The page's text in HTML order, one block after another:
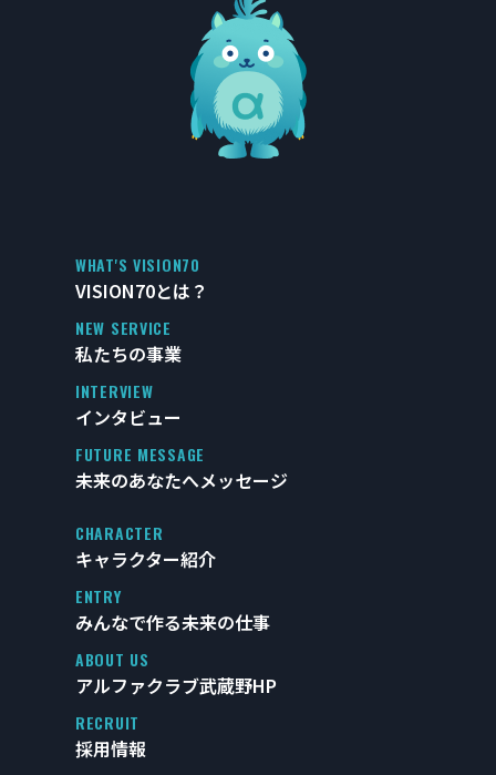
WHAT'S VISION70
VISION70とは？
NEW SERVICE
私たちの事業
INTERVIEW
インタビュー
FUTURE MESSAGE
未来のあなたへメッセージ
CHARACTER
キャラクター紹介
ENTRY
みんなで作る未来の仕事
ABOUT US
アルファクラブ武蔵野HP
RECRUIT
採用情報